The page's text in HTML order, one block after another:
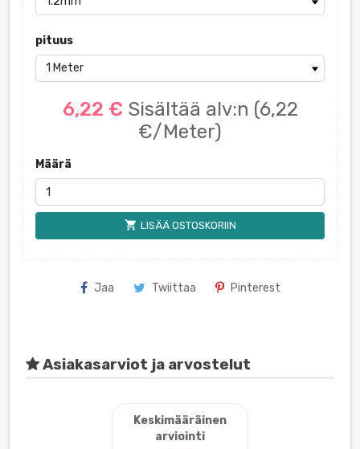
pituus
6,22 € Sisältää alv:n (6,22
€/Meter)
Määrä
shopping_cart LISÄÄ OSTOSKORIIN
Jaa Twiittaa Pinterest
Asiakasarviot ja arvostelut
Keskimääräinen
arviointi